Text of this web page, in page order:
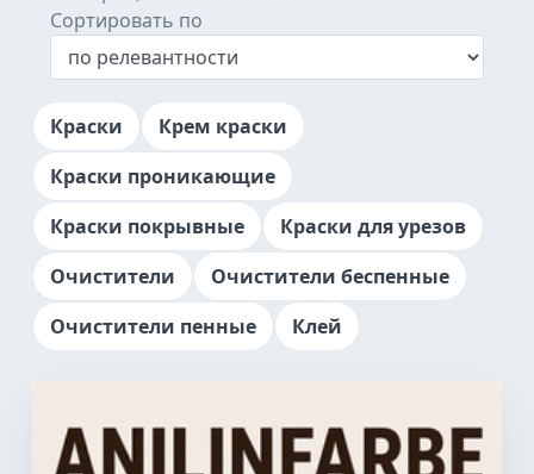
Сортировать по
Краски
Крем краски
Краски проникающие
Краски покрывные
Краски для урезов
Очистители
Очистители беспенные
Очистители пенные
Клей